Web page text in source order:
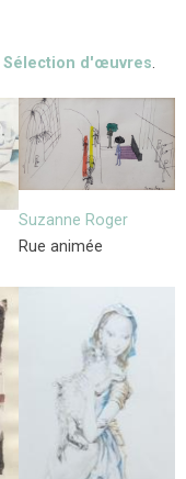
Sélection d'œuvres.
Suzanne Roger
Rue animée